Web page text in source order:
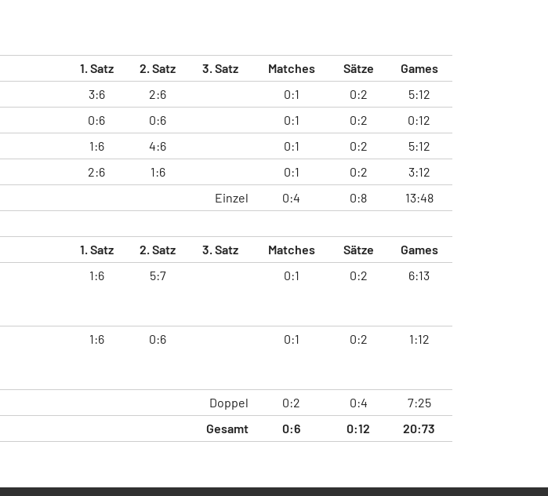
1. Satz 2. Satz 3. Satz Matches Sätze Games
3:6 2:6 0:1 0:2 5:12
0:6 0:6 0:1 0:2 0:12
1:6 4:6 0:1 0:2 5:12
2:6 1:6 0:1 0:2
3:12
Einzel
0:4 0:8
13:48
1. Satz 2. Satz 3. Satz Matches Sätze Games
1:6 5:7 0:1 0:2 6:13
1:6 0:6 0:1 0:2 1:12
Doppel 0:2 0:4
7:25
Gesamt
0:6 0:12 20:73